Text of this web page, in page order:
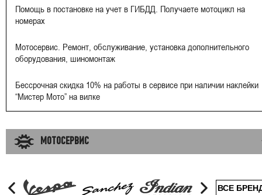
Помощь в постановке на учет в ГИБДД. Получаете мотоцикл на
номерах
Мотосервис. Ремонт, обслуживание, установка дополнительного
оборудования, шиномонтаж
Бессрочная скидка 10% на работы в сервисе при наличии наклейки
“Мистер Мото” на вилке
МОТОСЕРВИС
ВСЕ